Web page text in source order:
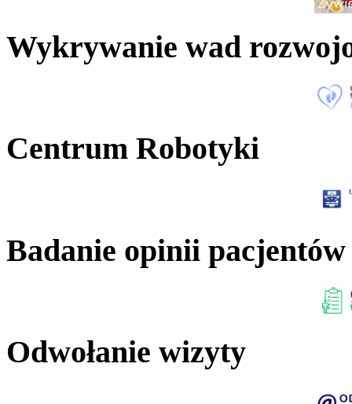
Wykrywanie wad
Centrum Robotyki
Badanie opinii pacjentów
Odwołanie wizyty